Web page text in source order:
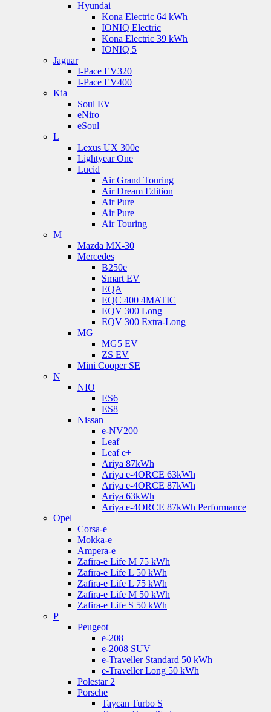
Hyundai
Kona Electric 64 kWh
IONIQ Electric
Kona Electric 39 kWh
IONIQ 5
Jaguar
I-Pace EV320
I-Pace EV400
Kia
Soul EV
eNiro
eSoul
L
Lexus UX 300e
Lightyear One
Lucid
Air Grand Touring
Air Dream Edition
Air Pure
Air Pure
Air Touring
M
Mazda MX-30
Mercedes
B250e
Smart EV
EQA
EQC 400 4MATIC
EQV 300 Long
EQV 300 Extra-Long
MG
MG5 EV
ZS EV
Mini Cooper SE
N
NIO
ES6
ES8
Nissan
e-NV200
Leaf
Leaf e+
Ariya 87kWh
Ariya e-4ORCE 63kWh
Ariya e-4ORCE 87kWh
Ariya 63kWh
Ariya e-4ORCE 87kWh Performance
Opel
Corsa-e
Mokka-e
Ampera-e
Zafira-e Life M 75 kWh
Zafira-e Life L 50 kWh
Zafira-e Life L 75 kWh
Zafira-e Life M 50 kWh
Zafira-e Life S 50 kWh
P
Peugeot
e-208
e-2008 SUV
e-Traveller Standard 50 kWh
e-Traveller Long 50 kWh
Polestar 2
Porsche
Taycan Turbo S